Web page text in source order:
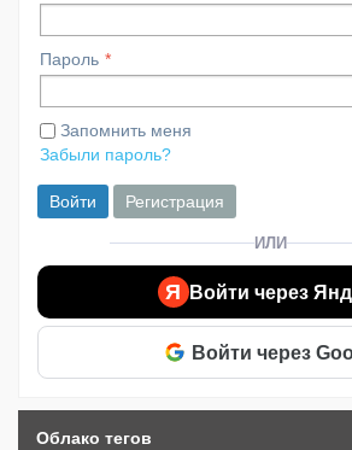
Пароль
Запомнить меня
Забыли пароль?
Войти Регистрация
ИЛИ
Я Войти через
Войти через
Облако тегов